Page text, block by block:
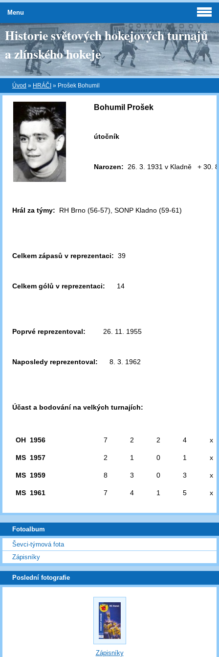
Historie světových hokejových turnajů
a zlínského hokeje
Úvod » HRÁČI » Prošek Bohumil
Bohumil Prošek
útočník
Narozen: 26. 3. 1931 v Kladně + 30.
Hrál za týmy: RH Brno (56-57), SONP Kladno (59-61)
Celkem zápasů v reprezentaci: 39
Celkem gólů v reprezentaci: 14
Poprvé reprezentoval: 26. 11. 1955
Naposledy reprezentoval: 8. 3. 1962
Účast a bodování na velkých turnajích:
OH 1956 7 2 2 4 x
MS 1957 2 1 0 1 x
MS 1959 8 3 0 3 x
MS 1961 7 4 1 5 x
Menu
Fotoalbum
Ševci-týmová fota
Zápisníky
Poslední fotografie
Zápisníky